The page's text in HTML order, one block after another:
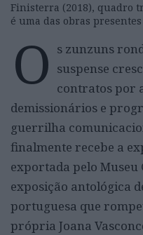
Finisterra (2018), quadro
é uma das obras
O s zunzuns
suspense
contratos por
demissionários e
guerrilha
finalmente recebe a
exportada pelo Museu
exposição antológica
portuguesa que
própria Joana